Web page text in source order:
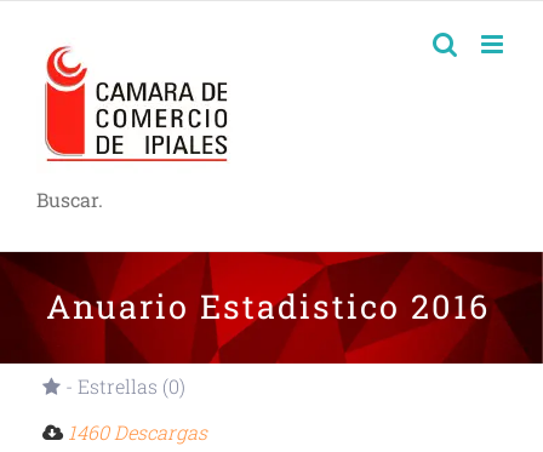
Buscar.
Anuario Estadistico 2016
- Estrellas (0)
1460 Descargas